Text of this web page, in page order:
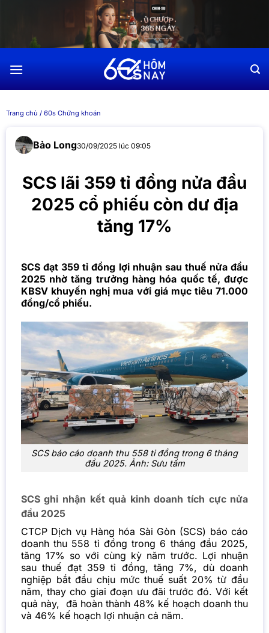
dung
Trang chủ / 60s Chứng khoán
Bảo Long30/09/2025 lúc 09:05
SCS lãi 359 tỉ đồng nửa đầu
2025 cổ phiếu còn dư địa
tăng 17%
SCS đạt 359 tỉ đồng lợi nhuận sau thuế nửa đầu
2025 nhờ tăng trưởng hàng hóa quốc tế, được
KBSV khuyến nghị mua với giá mục tiêu 71.000
đồng/cổ phiếu.
SCS báo cáo doanh thu 558 tỉ đồng trong 6 tháng
đầu 2025. Ảnh: Sưu tầm
SCS ghi nhận kết quả kinh doanh tích cực nửa
đầu 2025
CTCP Dịch vụ Hàng hóa Sài Gòn (SCS) báo cáo
doanh thu 558 tỉ đồng trong 6 tháng đầu 2025,
tăng 17% so với cùng kỳ năm trước. Lợi nhuận
sau thuế đạt 359 tỉ đồng, tăng 7%, dù doanh
nghiệp bắt đầu chịu mức thuế suất 20% từ đầu
năm, thay cho giai đoạn ưu đãi trước đó. Với kết
quả này, đã hoàn thành 48% kế hoạch doanh thu
và 46% kế hoạch lợi nhuận cả năm.